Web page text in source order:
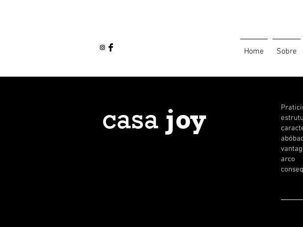
Home Sobre
casa joy
arco